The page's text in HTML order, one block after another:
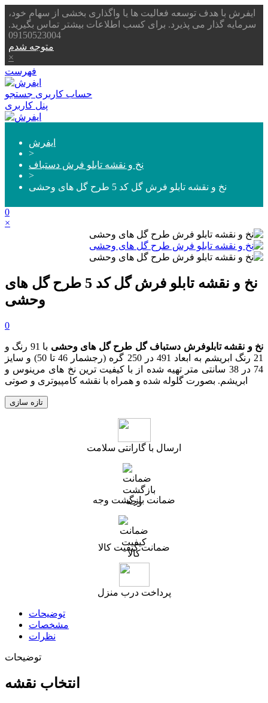
ایفرش با هدف توسعه فعالیت ها یا واگذاری بخشی از سهام خود،
سرمایه گذار می پذیرد. برای کسب اطلاعات بیشتر تماس بگیرید.
09150523004
متوجه شدم
×
فهرست
حساب کاربری جستجو
پنل کاربری
ایفرش
>
نخ و نقشه تابلو فرش دستباف
>
نخ و نقشه تابلو فرش گل کد 5 طرح گل های وحشی
0
×
نخ و نقشه تابلو فرش گل کد 5 طرح گل های
وحشی
0
نخ و نقشه تابلوفرش دستباف گل طرح گل های وحشی
با 91 رنگ و
21 رنگ ابریشم به ابعاد 491 در 250 گره
(رجشمار 46 تا 50 )و سایز
74 در 38 سانتی متر تهیه شده از با کیفیت ترین نخ های مرینوس و
ابریشم. بصورت گلوله شده و همراه با نقشه کامپیوتری و صوتی
ارسال با گارانتی سلامت
ضمانت بازگشت وجه
ضمانت کیفیت کالا
پرداخت درب منزل
توضیحات
مشخصات
نظرات
توضیحات
انتخاب نقشه